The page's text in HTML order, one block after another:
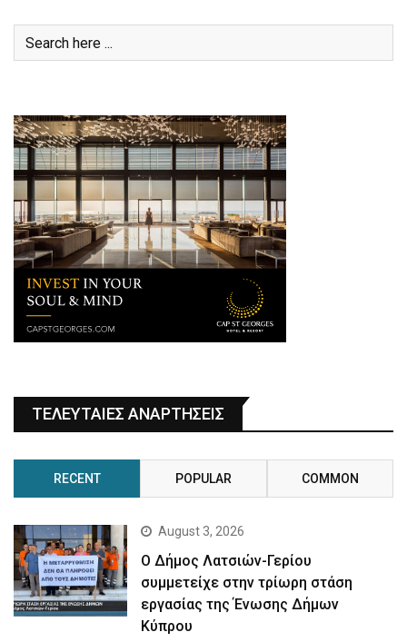
ΤΕΛΕΥΤΑΙΕΣ ΑΝΑΡΤΗΣΕΙΣ
RECENT POPULAR COMMON
August 3, 2026
Ο Δήμος Λατσιών-Γερίου
συμμετείχε στην τρίωρη στάση
εργασίας της Ένωσης Δήμων
Κύπρου